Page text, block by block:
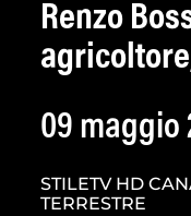
Renzo
09 maggio
STILETV HD
TERRESTRE